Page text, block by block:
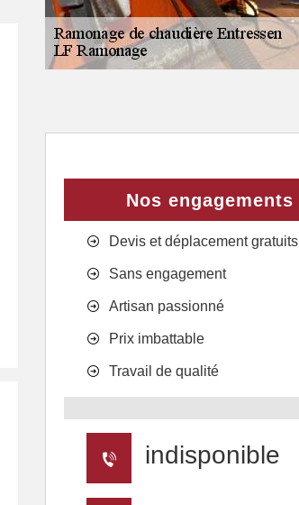
Nos engagements
Devis et déplacement gratuits
Sans engagement
Artisan passionné
Prix imbattable
Travail de qualité
indisponible